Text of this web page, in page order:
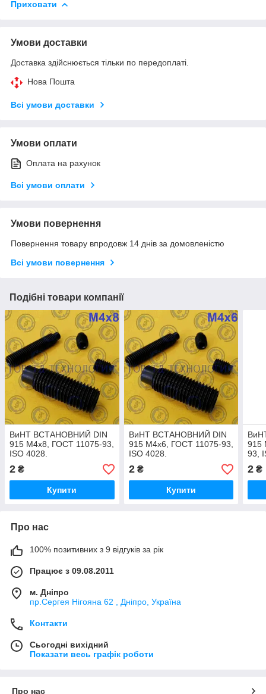
Приховати
Умови доставки
Доставка здійснюється тільки по передоплаті.
Нова Пошта
Всі умови доставки
Умови оплати
Оплата на рахунок
Всі умови оплати
Умови повернення
Повернення товару впродовж 14 днів за домовленістю
Всі умови повернення
Подібні товари компанії
ВиНТ ВСТАНОВНИЙ DIN
915 М4х8, ГОСТ 11075-93,
ISO 4028.
2 ₴
Купити
ВиНТ ВСТАНОВНИЙ DIN
915 М4х6, ГОСТ 11075-93,
ISO 4028.
2₴
Купити
915
93,
2 ₴
Про нас
100% позитивних з 9 відгуків за рік
Працює з 09.08.2011
м. Дніпро
пр.Сергея Нігояна 62 , Дніпро, Україна
Контакти
Сьогодні вихідний
Показати весь графік роботи
Про нас